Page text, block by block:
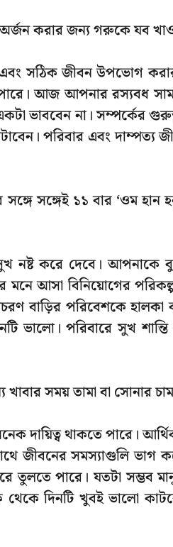
করার জন্য গরুকে যব
সঠিক জীবন উপভোগ করার
আজ আপনার রস্যবধ
ভাববেন না। সম্পর্কের
পরিবার এবং দাম্পত্য
সঙ্গেই ১১ বার ‘ওম
করে দেবে। আপনাকে
আসা বিনিয়োগের
বাড়ির পরিবেশকে হালকা
ভালো। পরিবারে সুখ
খাবার সময় তামা বা সোনার
দায়িত্ব থাকতে পারে।
জীবনের সমস্যাগুলি ভাগ
পারে। যতটা সম্ভব
থেকে দিনটি খুবই ভালো